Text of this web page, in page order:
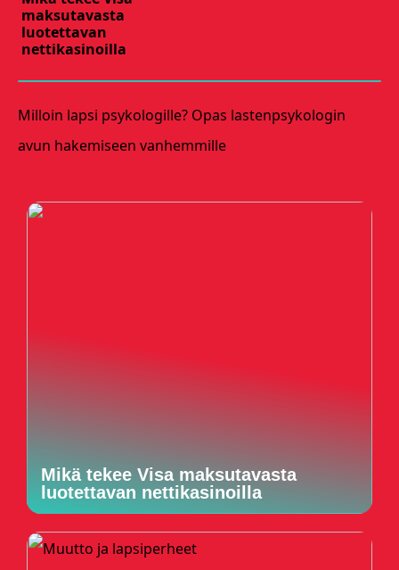
maksutavasta
luotettavan
nettikasinoilla
Milloin lapsi psykologille? Opas lastenpsykologin
avun hakemiseen vanhemmille
Mikä tekee Visa maksutavasta
luotettavan nettikasinoilla